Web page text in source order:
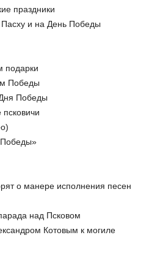
праздники
Пасху и на День Победы
подарки
Победы
Победы
Победы»
о манере исполнения песен
над Псковом
Котовым к могиле